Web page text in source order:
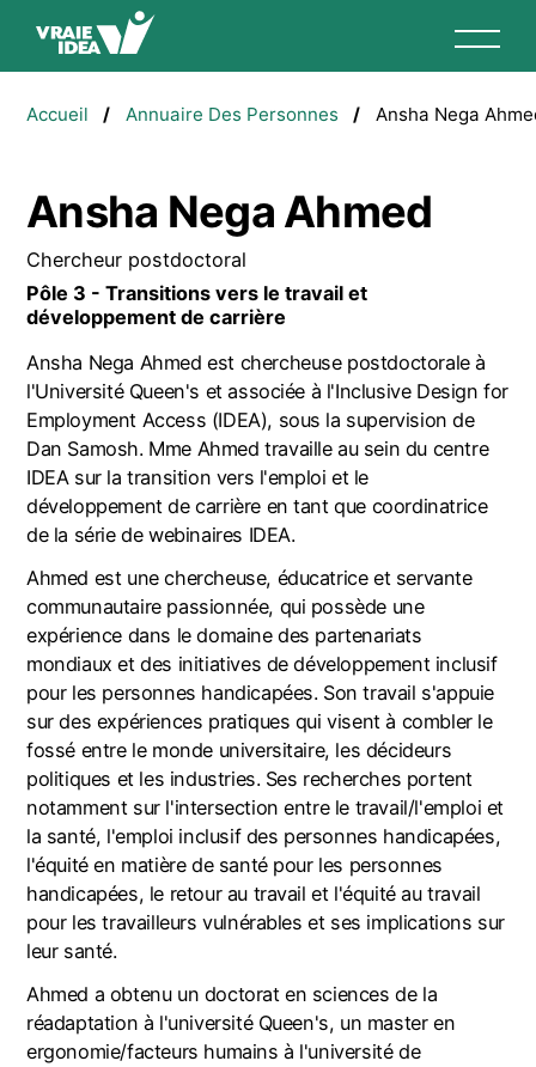
d'Ariane
Accueil Annuaire Des Personnes Ansha Nega
Ansha Nega Ahmed
Chercheur postdoctoral
Pôle 3 - Transitions vers le travail et
développement de carrière
Ansha Nega Ahmed est chercheuse postdoctorale à
l'Université Queen's et associée à l'Inclusive Design for
Employment Access (IDEA), sous la supervision de
Dan Samosh. Mme Ahmed travaille au sein du centre
IDEA sur la transition vers l'emploi et le
développement de carrière en tant que coordinatrice
de la série de webinaires IDEA.
Ahmed est une chercheuse, éducatrice et servante
communautaire passionnée, qui possède une
expérience dans le domaine des partenariats
mondiaux et des initiatives de développement inclusif
pour les personnes handicapées. Son travail s'appuie
sur des expériences pratiques qui visent à combler le
fossé entre le monde universitaire, les décideurs
politiques et les industries. Ses recherches portent
notamment sur l'intersection entre le travail/l'emploi et
la santé, l'emploi inclusif des personnes handicapées,
l'équité en matière de santé pour les personnes
handicapées, le retour au travail et l'équité au travail
pour les travailleurs vulnérables et ses implications sur
leur santé.
Ahmed a obtenu un doctorat en sciences de la
réadaptation à l'université Queen's, un master en
ergonomie/facteurs humains à l'université de